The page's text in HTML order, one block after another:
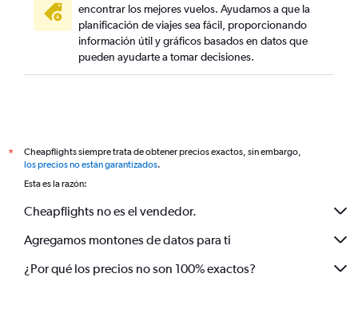
encontrar los mejores vuelos. Ayudamos a que la
planificación de viajes sea fácil, proporcionando
información útil y gráficos basados en datos que
pueden ayudarte a tomar decisiones.
*
Cheapflights siempre trata de obtener precios exactos, sin embargo,
los precios no están garantizados.
Esta es la razón:
Cheapflights no es el vendedor.
Agregamos montones de datos para ti
¿Por qué los precios no son 100% exactos?